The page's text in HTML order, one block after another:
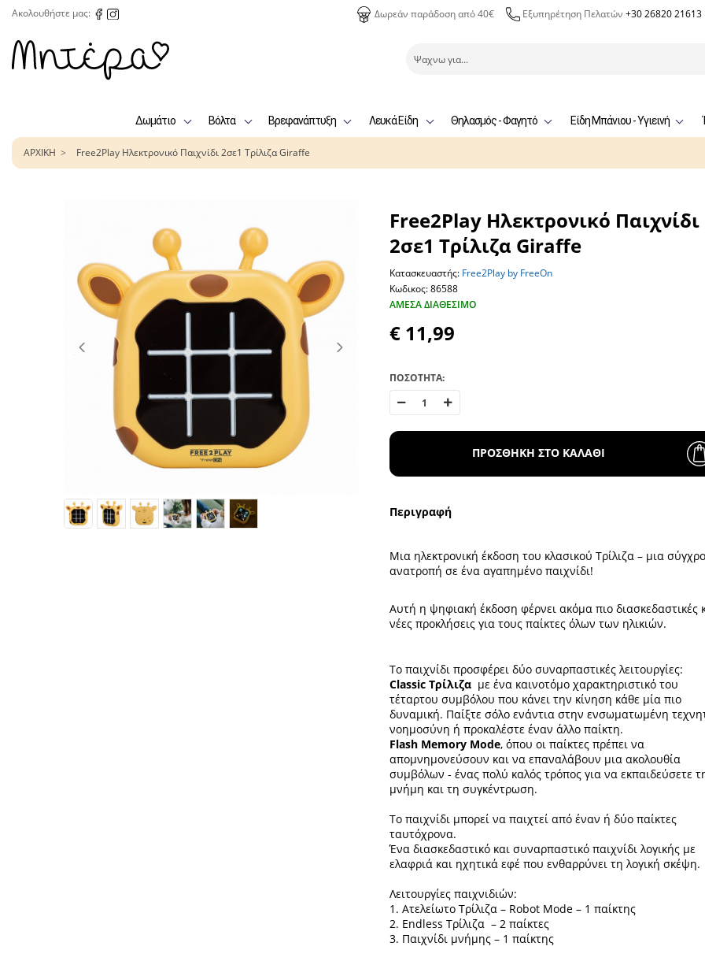
Ακολουθήστε μας: Δωρεάν παράδοση από 40€ Εξυπηρέτηση Πελατών +30 26820 21613
Δωμάτιο Βόλτα Βρεφανάπτυξη Λευκά Είδη Θηλασμός - Φαγητό Είδη Μπάνιου - Υγιεινή
ΑΡΧΙΚΗ Free2Play Ηλεκτρονικό Παιχνίδι 2σε1 Τρίλιζα Giraffe
Free2Play Ηλεκτρονικό Παιχνίδι
2σε1 Τρίλιζα Giraffe
Κατασκευαστής: Free2Play by FreeOn
Κωδικος: 86588
ΆΜΕΣΑ ΔΙΑΘΈΣΙΜΟ
€ 11,99
ΠΟΣΟΤΗΤΑ:
ΠΡΟΣΘΗΚΗ ΣΤΟ ΚΑΛΑΘΙ
Περιγραφή
Μια ηλεκτρονική έκδοση του κλασικού Τρίλιζα – μια
ανατροπή σε ένα αγαπημένο παιχνίδι!
Αυτή η ψηφιακή έκδοση φέρνει ακόμα πιο διασκεδαστικές
νέες προκλήσεις για τους παίκτες όλων των ηλικιών.
Το παιχνίδι προσφέρει δύο συναρπαστικές λειτουργίες:
Classic Τρίλιζαμε ένα καινοτόμο χαρακτηριστικό του
τέταρτου συμβόλου που κάνει την κίνηση κάθε μία πιο
δυναμική. Παίξτε σόλο ενάντια στην ενσωματωμένη
νοημοσύνη ή προκαλέστε έναν άλλο παίκτη.
Flash Memory Mode, όπου οι παίκτες πρέπει να
απομνημονεύσουν και να επαναλάβουν μια ακολουθία
συμβόλων - ένας πολύ καλός τρόπος για να εκπαιδεύσετε
μνήμη και τη συγκέντρωση.
Το παιχνίδι μπορεί να παιχτεί από έναν ή δύο παίκτες
ταυτόχρονα.
Ένα διασκεδαστικό και συναρπαστικό παιχνίδι λογικής με
ελαφριά και ηχητικά εφέ που ενθαρρύνει τη λογική σκέψη.
Λειτουργίες παιχνιδιών:
1. Ατελείωτο Τρίλιζα – Robot Mode – 1 παίκτης
2. Endless Τρίλιζα – 2 παίκτες
3. Παιχνίδι μνήμης – 1 παίκτης